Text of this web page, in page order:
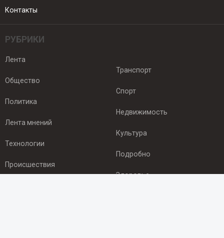
Контакты
РУБРИКИ
Лента
Общество
Политика
Лента мнений
Технологии
Происшествия
Транспорт
Спорт
Недвижимость
Культура
Подробно
Здоровье